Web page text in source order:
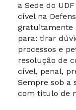
a Sede do
cível na
gratuitamente
para: tirar
processos e
resolução de
cível, penal,
Sempre sob a
com título de